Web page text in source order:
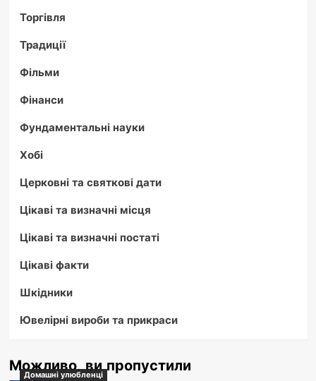
Торгівля
Традиції
Фільми
Фінанси
Фундаментальні науки
Хобі
Церковні та святкові дати
Цікаві та визначні місця
Цікаві та визначні постаті
Цікаві факти
Шкідники
Ювелірні вироби та прикраси
Можливо, ви пропустили
Домашні улюбленці